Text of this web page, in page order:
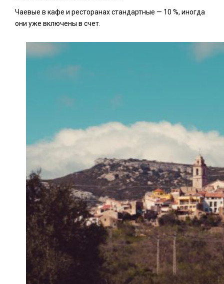
Чаевые в кафе и ресторанах стандартные — 10 %, иногда
они уже включены в счет.